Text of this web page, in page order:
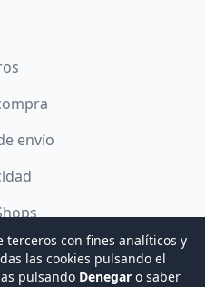
envío
terceros con fines analíticos y
las cookies pulsando el
pulsando Denegar o saber